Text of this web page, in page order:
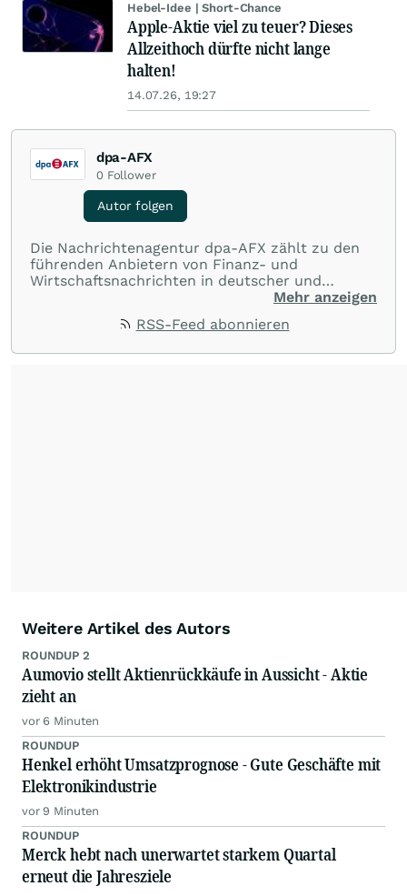
Hebel-Idee | Short-Chance
Apple-Aktie viel zu teuer? Dieses
Allzeithoch dürfte nicht lange
halten!
14.07.26, 19:27
dpa-AFX
0 Follower
Autor folgen
Die Nachrichtenagentur dpa-AFX zählt zu den
führenden Anbietern von Finanz- und
Wirtschaftsnachrichten in deutscher und
englischer Sprache. Gestützt auf ein
dpa-AFX unabhängig, zuverlässig und schnell
Mehr anzeigen
RSS-Feed abonnieren
Weitere Artikel des Autors
ROUNDUP 2
Aumovio stellt Aktienrückkäufe in Aussicht - Aktie
zieht an
vor 6 Minuten
ROUNDUP
Henkel erhöht Umsatzprognose - Gute Geschäfte mit
Elektronikindustrie
vor 9 Minuten
ROUNDUP
Merck hebt nach unerwartet starkem Quartal
erneut die Jahresziele